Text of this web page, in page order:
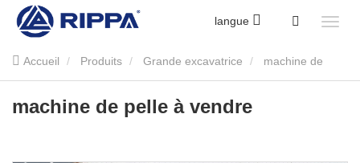
langue
Accueil Produits Grande excavatrice
pelle à vendre
machine de pelle à vendre